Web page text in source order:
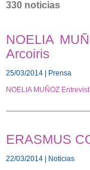
330 noticias
NOELIA
Arcoiris
25/03/2014 | Prensa
NOELIA MUÑOZ
ERASMUS
22/03/2014 | Noticias